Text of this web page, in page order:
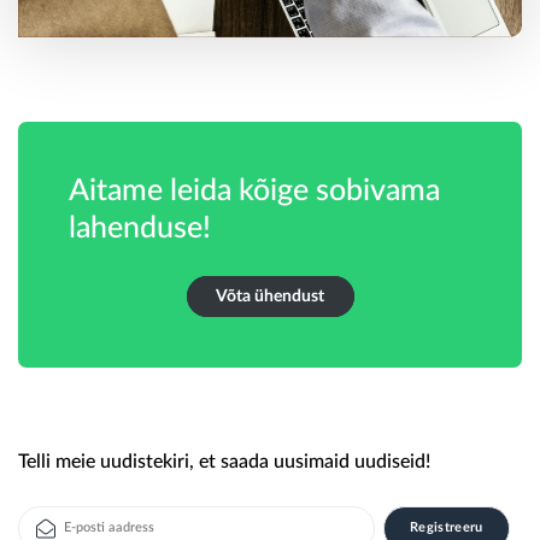
Aitame leida kõige sobivama
lahenduse!
Võta ühendust
Telli meie uudistekiri, et saada uusimaid uudiseid!